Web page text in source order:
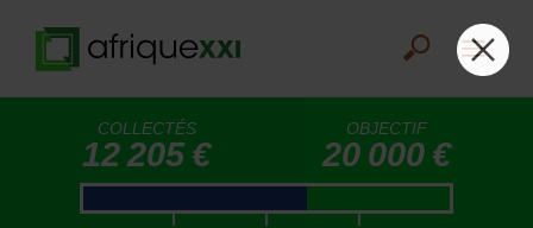
COLLECTÉS
12 205 €
OBJECTIF
20 000 €
| | |